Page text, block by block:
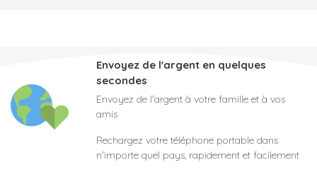
Envoyez de l'argent en quelques
secondes
Envoyez de l'argent à votre famille et à vos
amis
Rechargez votre téléphone portable dans
n'importe quel pays, rapidement et facilement